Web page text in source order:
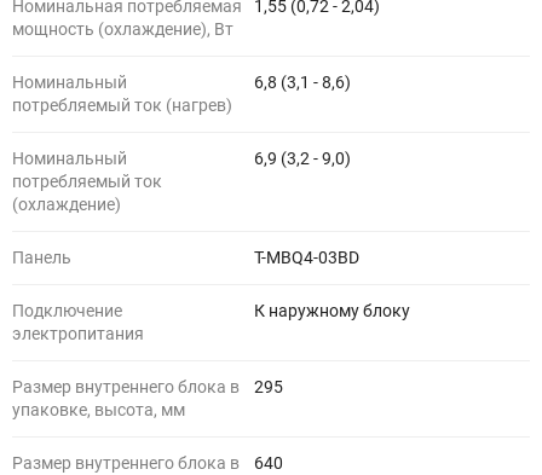
Номинальная потребляемая
мощность (охлаждение), Вт
1,55 (0,72 - 2,04)
Номинальный
потребляемый ток (нагрев)
6,8 (3,1 - 8,6)
Номинальный
потребляемый ток
(охлаждение)
6,9 (3,2 - 9,0)
Панель T-MBQ4-03BD
Подключение
электропитания
К наружному блоку
Размер внутреннего блока в
упаковке, высота, мм
295
Размер внутреннего блока в
640